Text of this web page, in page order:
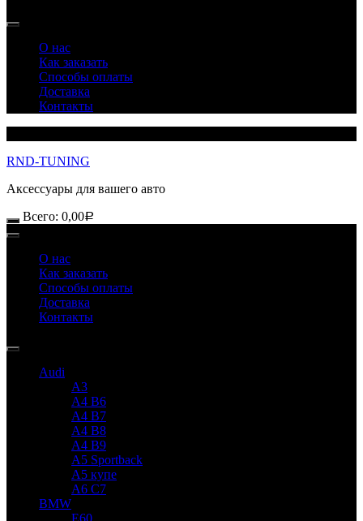
О нас
Как заказать
Способы оплаты
Доставка
Контакты
RND-TUNING
Аксессуары для вашего авто
Всего: 0,00Р
О нас
Как заказать
Способы оплаты
Доставка
Контакты
Audi
A3
A4 B6
A4 B7
A4 B8
A4 B9
A5 Sportback
A5 купе
A6 C7
BMW
E60